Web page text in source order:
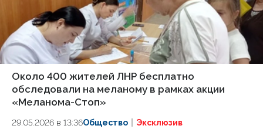
Около 400 жителей ЛНР бесплатно
обследовали на меланому в рамках акции
«Меланома-Стоп»
29.05.2026 в 13:36Общество Эксклюзив